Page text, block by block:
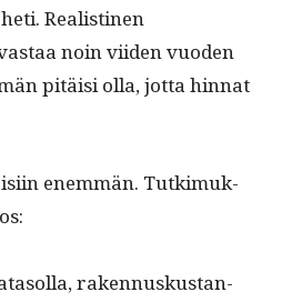
Real­isti­nen
noin viiden vuo­den
pitäisi olla, jot­ta hin­nat
enem­män. Tutkimuk­
raken­nuskus­tan­